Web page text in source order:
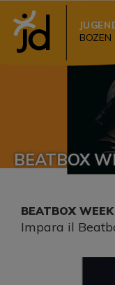
BOZEN
BEATBOX
BEATBOX WEEK
Impara il